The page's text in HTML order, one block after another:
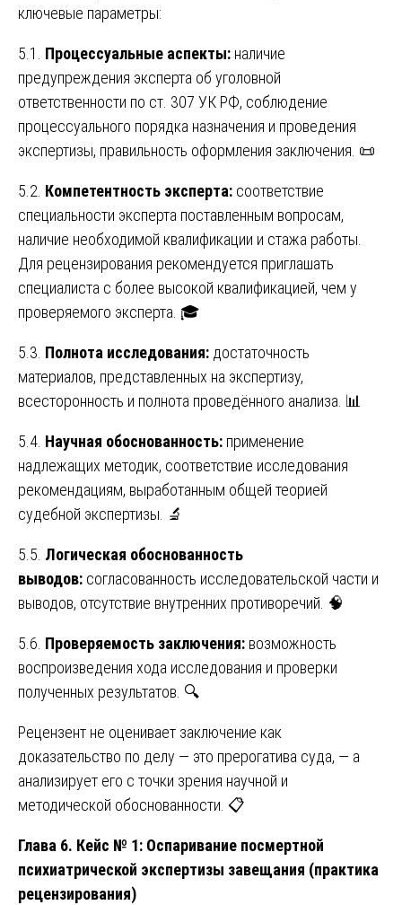
ключевые параметры:
5.1. Процессуальные аспекты: наличие
предупреждения эксперта об уголовной
ответственности по ст. 307 УК РФ, соблюдение
процессуального порядка назначения и проведения
экспертизы, правильность оформления заключения. 📜
5.2. Компетентность эксперта: соответствие
специальности эксперта поставленным вопросам,
наличие необходимой квалификации и стажа работы.
Для рецензирования рекомендуется приглашать
специалиста с более высокой квалификацией, чем у
проверяемого эксперта. 🎓
5.3. Полнота исследования: достаточность
материалов, представленных на экспертизу,
всесторонность и полнота проведённого анализа. 📊
5.4. Научная обоснованность: применение
надлежащих методик, соответствие исследования
рекомендациям, выработанным общей теорией
судебной экспертизы. 🔬
5.5. Логическая обоснованность
выводов: согласованность исследовательской части и
выводов, отсутствие внутренних противоречий. 🧠
5.6. Проверяемость заключения: возможность
воспроизведения хода исследования и проверки
полученных результатов. 🔍
Рецензент не оценивает заключение как
доказательство по делу — это прерогатива суда, — а
анализирует его с точки зрения научной и
методической обоснованности. 📋
Глава 6. Кейс № 1: Оспаривание посмертной
психиатрической экспертизы завещания (практика
рецензирования)